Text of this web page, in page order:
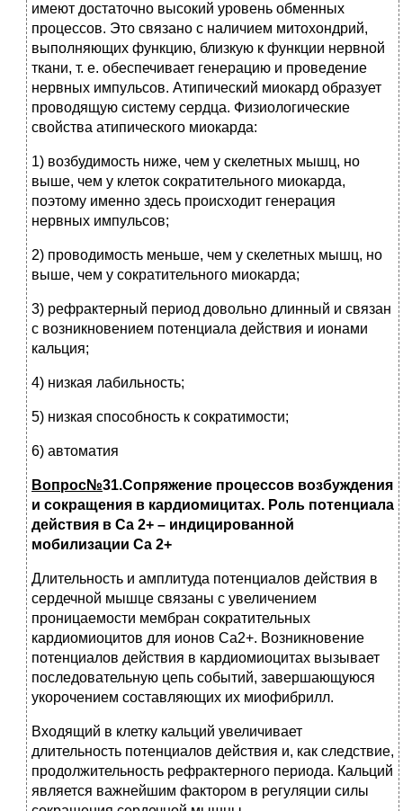
имеют достаточно высокий уровень обменных
процессов. Это связано с наличием митохондрий,
выполняющих функцию, близкую к функции нервной
ткани, т. е. обеспечивает генерацию и проведение
нервных импульсов. Атипический миокард образует
проводящую систему сердца. Физиологические
свойства атипического миокарда:
1) возбудимость ниже, чем у скелетных мышц, но
выше, чем у клеток сократительного миокарда,
поэтому именно здесь происходит генерация
нервных импульсов;
2) проводимость меньше, чем у скелетных мышц, но
выше, чем у сократительного миокарда;
3) рефрактерный период довольно длинный и связан
с возникновением потенциала действия и ионами
кальция;
4) низкая лабильность;
5) низкая способность к сократимости;
6) автоматия
Вопрос№31.Сопряжение процессов возбуждения
и сокращения в кардиомицитах. Роль потенциала
действия в Са 2+ – индицированной
мобилизации Са 2+
Длительность и амплитуда потенциалов действия в
сердечной мышце связаны с увеличением
проницаемости мембран сократительных
кардиомиоцитов для ионов Са2+. Возникновение
потенциалов действия в кардиомиоцитах вызывает
последовательную цепь событий, завершающуюся
укорочением составляющих их миофибрилл.
Входящий в клетку кальций увеличивает
длительность потенциалов действия и, как следствие,
продолжительность рефрактерного периода. Кальций
является важнейшим фактором в регуляции силы